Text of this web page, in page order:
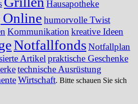
Hausapotheke
Online humorvolle Twist
Kommunikation kreative Ideen
NotfallfondsNotfallplan
Artikel praktische Geschenke
technische Ausrüstung
Wirtschaft. Bitte schauen Sie sich